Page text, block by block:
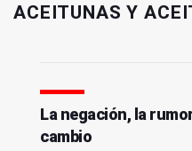
ACEITUNAS Y
La negación, la
cambio